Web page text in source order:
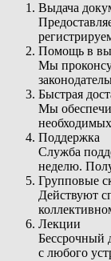
Выдача
Помощь в
Мы
Быстрая
Мы
Поддержка
Служба
неделю.
Групповые
Действуют
Лекции
Бессрочный
с любого